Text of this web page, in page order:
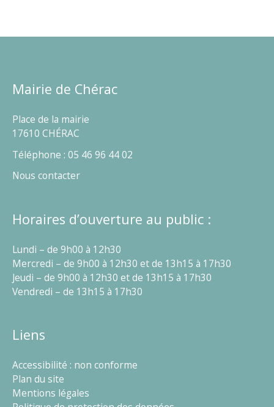
Mairie de Chérac
Place de la mairie
17610 CHÉRAC
Téléphone : 05 46 96 44 02
Nous contacter
Horaires d’ouverture au public :
Lundi – de 9h00 à 12h30
Mercredi – de 9h00 à 12h30 et de 13h15 à 17h30
Jeudi – de 9h00 à 12h30 et de 13h15 à 17h30
Vendredi – de 13h15 à 17h30
Liens
Accessibilité : non conforme
Plan du site
Mentions légales